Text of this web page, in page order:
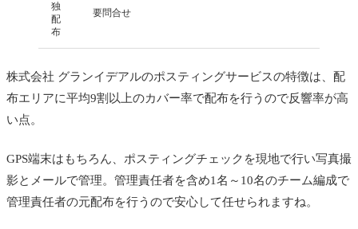
独
配
布
要問合せ
株式会社 グランイデアルのポスティングサービスの特徴は、配
布エリアに平均9割以上のカバー率で配布を行うので反響率が高
い点。
GPS端末はもちろん、ポスティングチェックを現地で行い写真撮
影とメールで管理。管理責任者を含め1名～10名のチーム編成で
管理責任者の元配布を行うので安心して任せられますね。